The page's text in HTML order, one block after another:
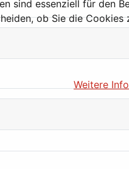
sind essenziell für den
ob Sie die
Weitere